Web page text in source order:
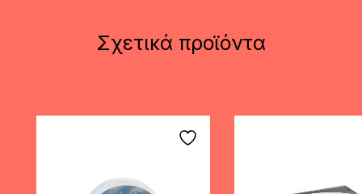
Σχετικά προϊόντα